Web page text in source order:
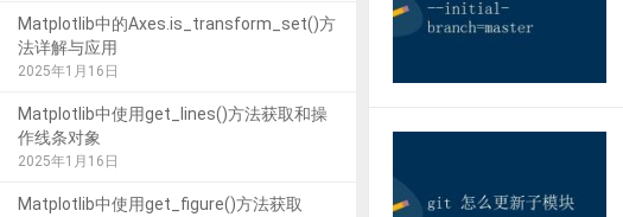
Matplotlib中的Axes.is_transform_set()方
法详解与应用
2025年1月16日
Matplotlib中使用get_lines()方法获取和操
作线条对象
2025年1月16日
Matplotlib中使用get_figure()方法获取